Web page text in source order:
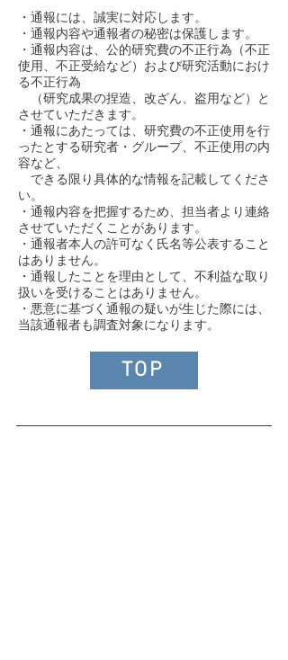
​・通報には、誠実に対応します。
・通報内容や通報者の秘密は保護します。
・通報内容は、公的研究費の不正行為（不正
使用、不正受給など）および研究活動におけ
る不正行為
（研究成果の捏造、改ざん、盗用など）と
させていただきます。
・通報にあたっては、研究費の不正使用を行
ったとする研究者・グループ、不正使用の内
容など、
​ できる限り具体的な情報を記載してくださ
い。
・通報内容を把握するため、担当者より連絡
させていただくことがあります。
・通報者本人の許可なく氏名等公表すること
はありません。
・通報したことを理由として、不利益な取り
扱いを受けることはありません。
​・悪意に基づく通報の疑いが生じた際には、
当該通報者も調査対象になります。
TOP